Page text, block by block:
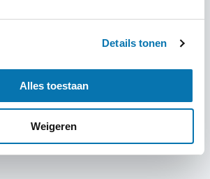
Details tonen
Alles toestaan
Weigeren